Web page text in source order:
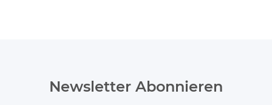
Newsletter Abonnieren